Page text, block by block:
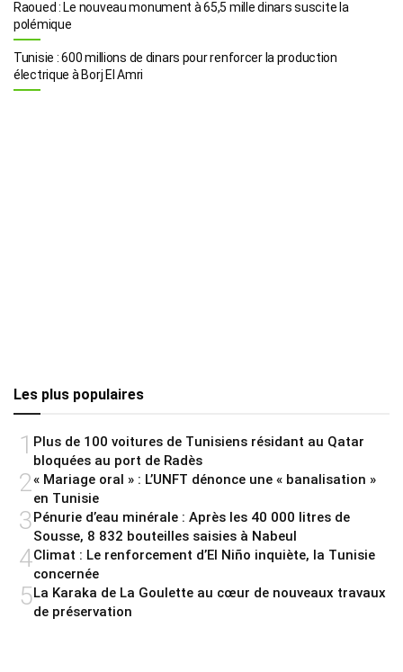
Raoued : Le nouveau monument à 65,5 mille dinars suscite la
polémique
Tunisie : 600 millions de dinars pour renforcer la production
électrique à Borj El Amri
Les plus populaires
1 Plus de 100 voitures de Tunisiens résidant au Qatar
bloquées au port de Radès
2« Mariage oral » : L’UNFT dénonce une « banalisation »
en Tunisie
3Pénurie d’eau minérale : Après les 40 000 litres de
Sousse, 8 832 bouteilles saisies à Nabeul
4Climat : Le renforcement d’El Niño inquiète, la Tunisie
concernée
5La Karaka de La Goulette au cœur de nouveaux travaux
de préservation